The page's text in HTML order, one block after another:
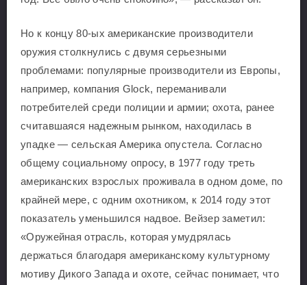
Но к концу 80-ых американские производители
оружия столкнулись с двумя серьезными
проблемами: популярные производители из Европы,
например, компания Glock, переманивали
потребителей среди полиции и армии; охота, ранее
считавшаяся надежным рынком, находилась в
упадке — сельская Америка опустела. Согласно
общему социальному опросу, в 1977 году треть
американских взрослых проживала в одном доме, по
крайней мере, с одним охотником, к 2014 году этот
показатель уменьшился надвое. Вейзер заметил:
«Оружейная отрасль, которая умудрялась
держаться благодаря американскому культурному
мотиву Дикого Запада и охоте, сейчас понимает, что